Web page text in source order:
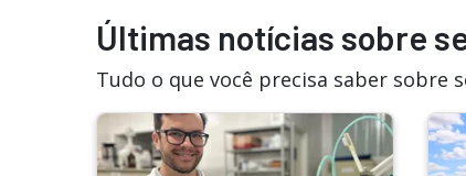
Últimas notícias sobre
Tudo o que você precisa saber sobre